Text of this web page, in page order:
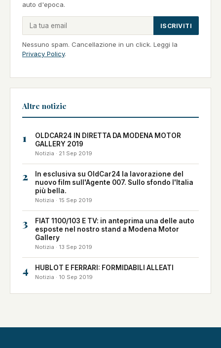
auto d'epoca.
ISCRIVITI
Nessuno spam. Cancellazione in un click. Leggi la
Privacy Policy.
Altre notizie
1
OLDCAR24 IN DIRETTA DA MODENA MOTOR
GALLERY 2019
Notizia · 21 Sep 2019
2
In esclusiva su OldCar24 la lavorazione del
nuovo film sull'Agente 007. Sullo sfondo l'Italia
più bella.
Notizia · 15 Sep 2019
3
FIAT 1100/103 E TV: in anteprima una delle auto
esposte nel nostro stand a Modena Motor
Gallery
Notizia · 13 Sep 2019
4 HUBLOT E FERRARI: FORMIDABILI ALLEATI
Notizia · 10 Sep 2019